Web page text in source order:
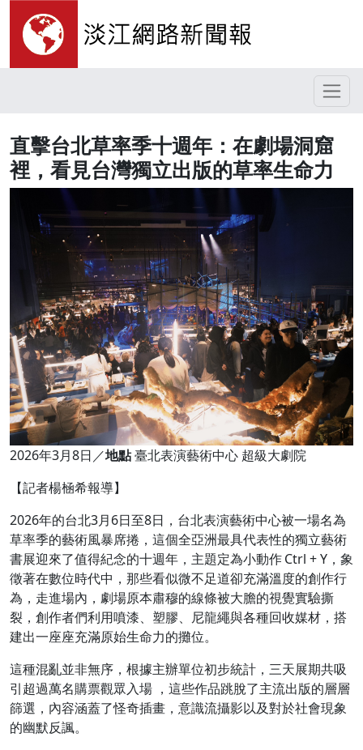
直擊台北草率季十週年：在劇場洞窟
裡，看見台灣獨立出版的草率生命力
2026年3月8日／地點臺北表演藝術中心 超級大劇院
【記者楊㮀希報導】
2026年的台北3月6日至8日，台北表演藝術中心被一場名為
草率季的藝術風暴席捲，這個全亞洲最具代表性的獨立藝術
書展迎來了值得紀念的十週年，主題定為小動作 Ctrl + Y，象
徵著在數位時代中，那些看似微不足道卻充滿溫度的創作行
為，走進場內，劇場原本肅穆的線條被大膽的視覺實驗撕
裂，創作者們利用噴漆、塑膠、尼龍繩與各種回收媒材，搭
建出一座座充滿原始生命力的攤位。
這種混亂並非無序，根據主辦單位初步統計，三天展期共吸
引超過萬名購票觀眾入場 ，這些作品跳脫了主流出版的層層
篩選，內容涵蓋了怪奇插畫，意識流攝影以及對於社會現象
的幽默反諷。